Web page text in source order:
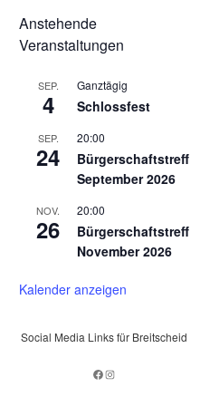
Anstehende
Veranstaltungen
SEP.
4
Ganztägig
Schlossfest
SEP.
24
20:00
Bürgerschaftstreff
September 2026
NOV.
26
20:00
Bürgerschaftstreff
November 2026
Kalender anzeigen
Social Media Links für Breitscheid
Facebook
Instagram